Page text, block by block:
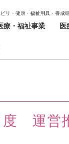
リ・健康・福祉用具・養成
療・福祉事業 医
度 運営